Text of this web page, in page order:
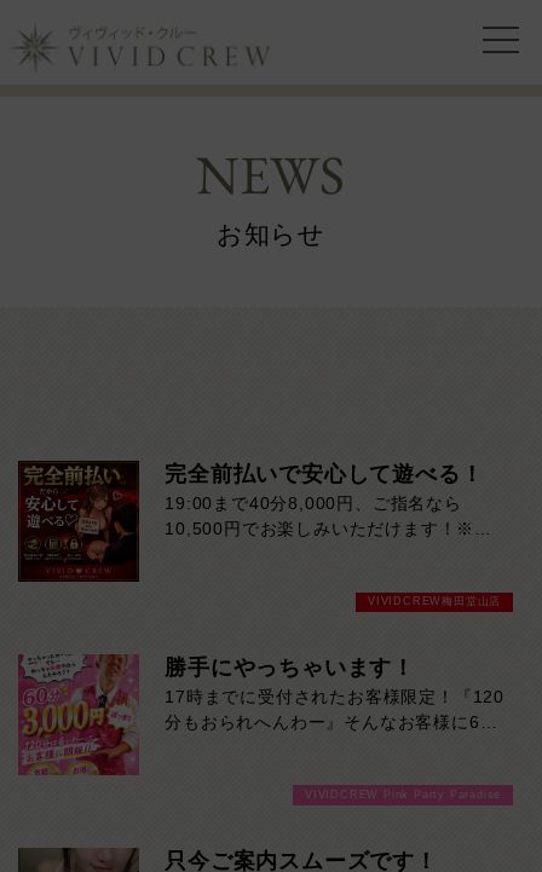
NEWS
お知らせ
完全前払いで安心して遊べる！
19:00まで40分8,000円、ご指名なら
10,500円でお楽しみいただけます！※ダ
全前払いで時間内ドリンク飲み放題が無料
切なし！安心・安全に遊びたいなら
VIVIDCREW梅田堂山店へお越しくださ
い！
VIVIDCREW梅田堂山店
勝手にやっちゃいます！
17時までに受付されたお客様限定！『120
分もおられへんわー』そんなお客様に60
めるチャンス！たっぷり楽しみたい方は
分！その日の予定に合わせてお選びくださ
VIVIDCREW Pink Party Paradise
只今ご案内スムーズです！